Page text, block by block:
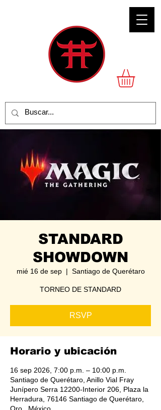
STANDARD
SHOWDOWN
mié 16 de sep
  |
Santiago de Querétaro
TORNEO DE STANDARD
RSVP
Horario y ubicación
16 sep 2026, 7:00 p.m. – 10:00 p.m.
Santiago de Querétaro, Anillo Vial Fray
Junípero Serra 12200-Interior 206, Plaza la
Herradura, 76146 Santiago de Querétaro,